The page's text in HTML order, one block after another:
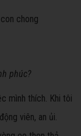
phúc?
mình thích. Khi tôi
viên, an ủi.